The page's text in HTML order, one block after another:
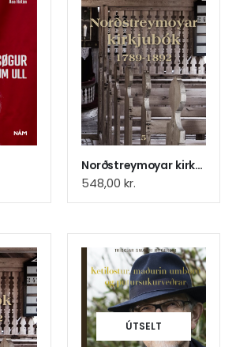
Norðstreymoyar kirkjubók 1789-1892 (7)
548,00 kr.
ÚTSELT